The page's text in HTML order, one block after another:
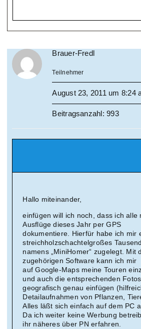
Brauer-Fredl
Teilnehmer
August 23, 2011 um 8:24
Beitragsanzahl: 993
Hallo miteinander,
einfügen will ich noch, dass ich alle
Ausflüge dieses Jahr per GPS
dokumentiere. Hierfür habe ich mir
streichholzschachtelgroßes
namens „MiniHomer“ zugelegt. Mit
zugehörigen Software kann ich mir
auf Google-Maps meine Touren
und auch die entsprechenden Fotos
geografisch genau einfügen
Detailaufnahmen von Pflanzen,
Alles läßt sich einfach auf dem PC
Da ich weiter keine Werbung
ihr näheres über PN erfahren.